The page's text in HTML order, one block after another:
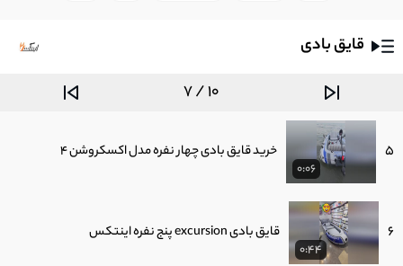
قایق بادی
7 / 10
5
0:06
خرید قایق بادی چهار نفره مدل اکسکروشن 4
6
0:44
قایق بادی excursion پنج نفره اینتکس